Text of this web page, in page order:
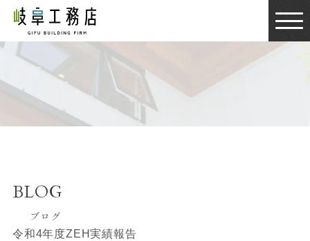
BLOG
ブログ
BLOG
ブログ
令和4年度ZEH実績報告